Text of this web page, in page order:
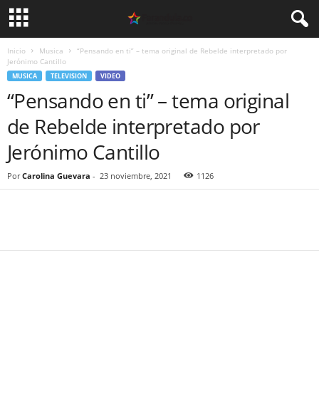
Inicio Musica
“Pensando en ti” – tema original de Rebelde interpretado por
Jerónimo Cantillo
MUSICA TELEVISION VIDEO
“Pensando en ti” – tema original
de Rebelde interpretado por
Jerónimo Cantillo
Por Carolina Guevara - 23 noviembre, 2021 1126